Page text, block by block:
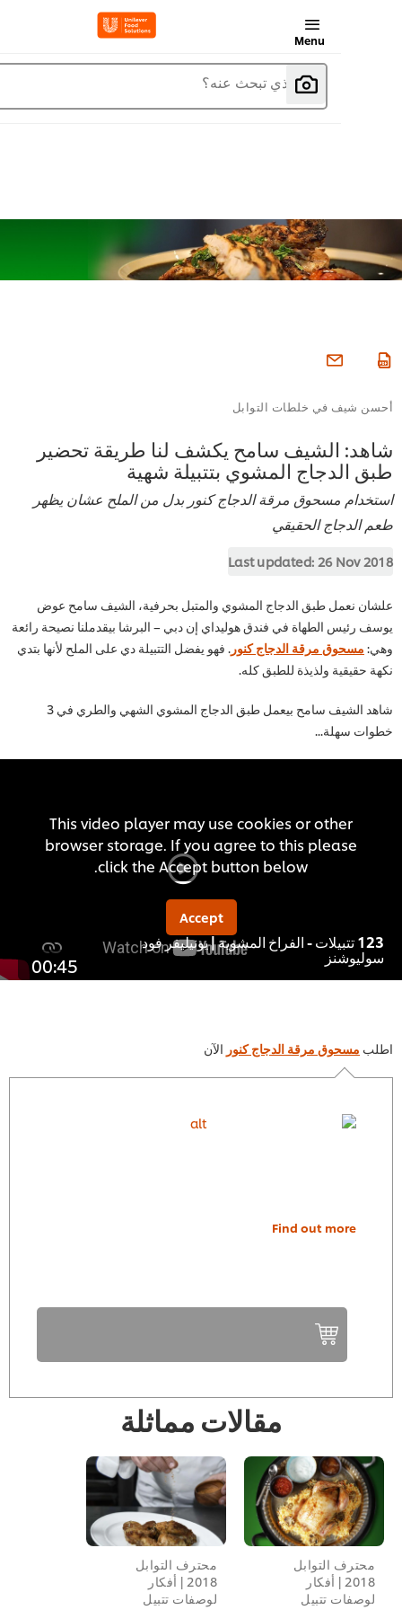
ما الذي تبحث عنه؟
شيف في خلطات التوابل
الشيف سامح يكشف لنا طريقة تحضير
الدجاج المشوي بتتبيلة شهية
مسحوق مرقة الدجاج كنور بدل من الملح عشان يظهر
الحقيقي
Last updated:26 Nov
نعمل طبق الدجاج المشوي والمتبل بحرفية، الشيف سامح عوض
رئيس الطهاة في فندق هوليداي إن دبي – البرشا بيقدملنا نصيحة رائعة
مسحوق مرقة الدجاج كنور. فهو يفضل التتبيلة دي على الملح لأنها بتدي
حقيقية ولذيذة للطبق كله.
شاهد الشيف سامح بيعمل طبق الدجاج المشوي الشهي والطري في 3
سهلة...
This video player may use cookies or other
browser storage. If you agree to this please
click the Accept button below.
Accept
123 تتبيلات - الفراخ المشوية | يونيليفر فود
00:45
مسحوق مرقة الدجاج كنورالآن
Find out more
مقالات مماثلة
التوابل
2018 | أفكار
تتبيل
محترف التوابل
2018 | أفكار
لوصفات تتبيل